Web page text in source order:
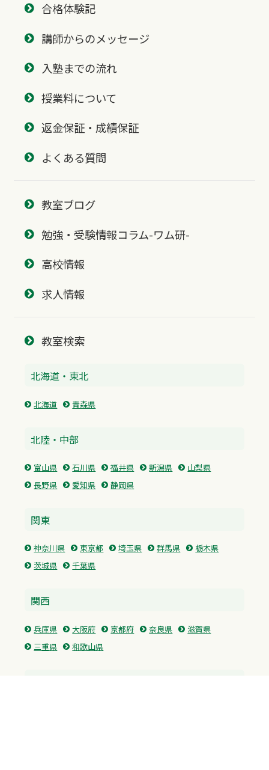
合格体験記
講師からのメッセージ
入塾までの流れ
授業料について
返金保証・成績保証
よくある質問
教室ブログ
勉強・受験情報コラム-ワム研-
高校情報
求人情報
教室検索
北海道・東北
北海道 青森県
北陸・中部
富山県 石川県 福井県 新潟県
山梨県
長野県
愛知県 静岡県
関東
神奈川県 東京都 埼玉県 群馬県
栃木県
茨城県
千葉県
関西
兵庫県 大阪府 京都府 奈良県
滋賀県
三重県
和歌山県